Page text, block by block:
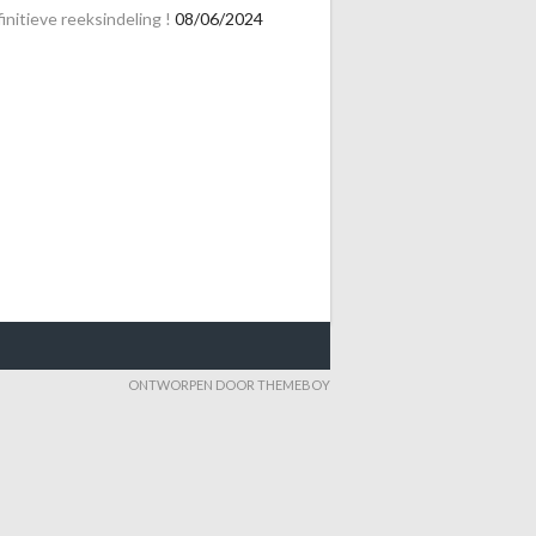
reeksindeling ! 08/06/2024
ONTWORPEN DOOR THEMEBOY